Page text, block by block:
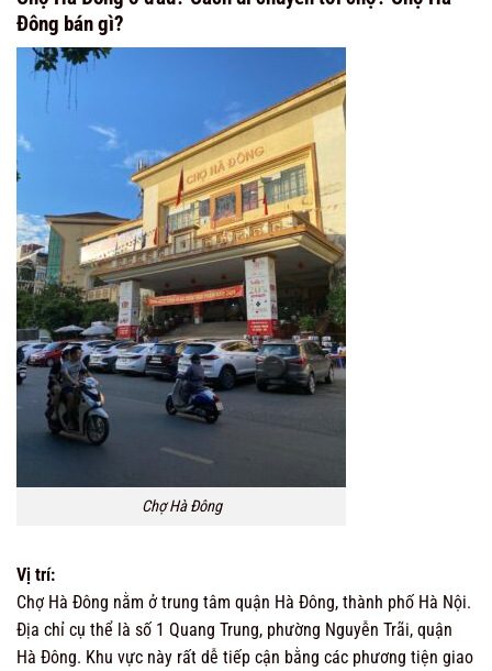
Đông bán gì?
Chợ Hà Đông
Vị trí:
Chợ Hà Đông nằm ở trung tâm quận Hà Đông, thành phố Hà Nội.
Địa chỉ cụ thể là số 1 Quang Trung, phường Nguyễn Trãi, quận
Hà Đông. Khu vực này rất dễ tiếp cận bằng các phương tiện giao